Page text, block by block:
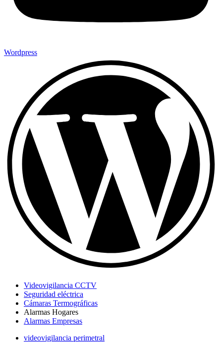
Wordpress
Videovigilancia CCTV
Seguridad eléctrica
Cámaras Termográficas
Alarmas Hogares
Alarmas Empresas
videovigilancia perimetral